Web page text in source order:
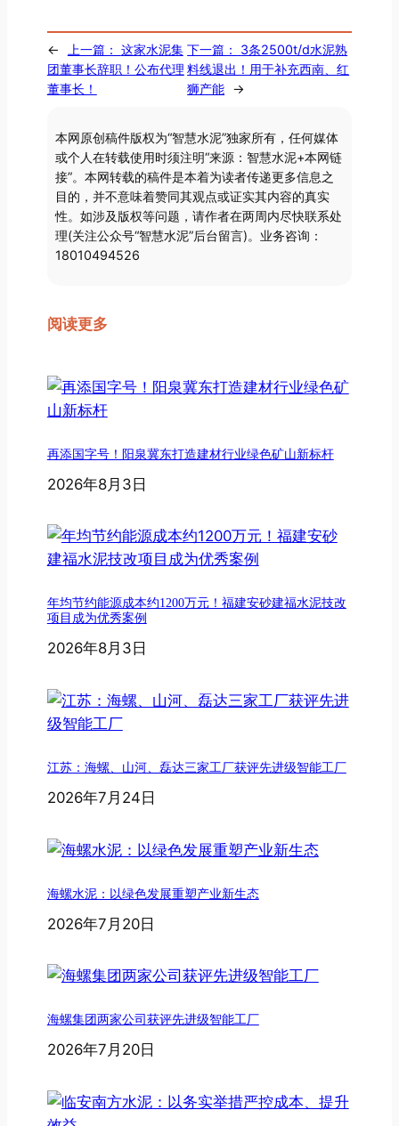
← 上一篇： 这家水泥集
团董事长辞职！公布代理
董事长！
下一篇：
3条2500t/d水泥熟
料线退出！用于补充西南、红
狮产能 →
本网原创稿件版权为“智慧水泥”独家所有，任何媒体
或个人在转载使用时须注明“来源：智慧水泥+本网链
接”。本网转载的稿件是本着为读者传递更多信息之
目的，并不意味着赞同其观点或证实其内容的真实
性。如涉及版权等问题，请作者在两周内尽快联系处
理(关注公众号“智慧水泥”后台留言)。业务咨询：
18010494526
阅读更多
再添国字号！阳泉冀东打造建材行业绿色矿山新标杆
2026年8月3日
年均节约能源成本约1200万元！福建安砂建福水泥技改
项目成为优秀案例
2026年8月3日
江苏：海螺、山河、磊达三家工厂获评先进级智能工厂
2026年7月24日
海螺水泥：以绿色发展重塑产业新生态
2026年7月20日
海螺集团两家公司获评先进级智能工厂
2026年7月20日